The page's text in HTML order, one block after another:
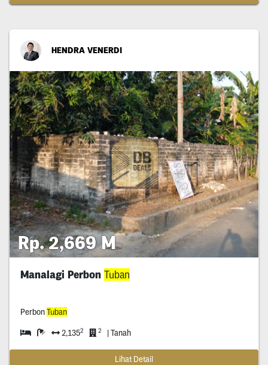
HENDRA VENERDI
Rp. 2,669 M
Manalagi Perbon Tuban
PerbonTuban
2,1352 2 | Tanah
Lihat Detail